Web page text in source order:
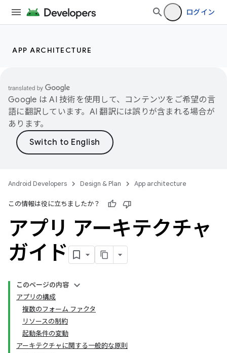
ログイン
APP ARCHITECTURE
Google は AI 技術を使用して、コンテンツをご希望の言
語に翻訳しています。AI 翻訳には誤りが含まれる場合が
あります。
Android Developers Design & Plan App architecture
この情報は役に立ちましたか？
アプリ アーキテクチャ
ガイド
このページの内容
アプリの構成
複数のフォーム ファクタ
リソースの制約
起動条件の変動
アーキテクチャに関する一般的な原則